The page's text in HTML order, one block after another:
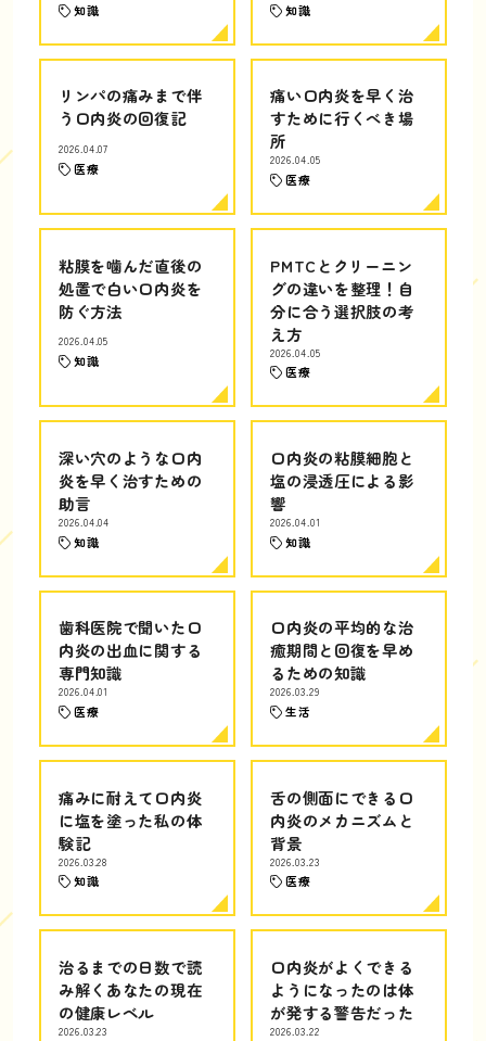
知識 知識
リンパの痛みまで伴
う口内炎の回復記
2026.04.07
医療
痛い口内炎を早く治
すために行くべき場
所
2026.04.05
医療
粘膜を噛んだ直後の
処置で白い口内炎を
防ぐ方法
2026.04.05
知識
PMTCとクリーニン
グの違いを整理！自
分に合う選択肢の考
え方
2026.04.05
医療
深い穴のような口内
炎を早く治すための
助言
2026.04.04
知識
口内炎の粘膜細胞と
塩の浸透圧による影
響
2026.04.01
知識
歯科医院で聞いた口
内炎の出血に関する
専門知識
2026.04.01
医療
口内炎の平均的な治
癒期間と回復を早め
るための知識
2026.03.29
生活
痛みに耐えて口内炎
に塩を塗った私の体
験記
2026.03.28
知識
舌の側面にできる口
内炎のメカニズムと
背景
2026.03.23
医療
治るまでの日数で読
み解くあなたの現在
の健康レベル
2026.03.23
口内炎がよくできる
ようになったのは体
が発する警告だった
2026.03.22